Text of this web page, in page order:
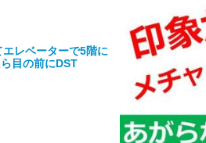
レベーターで5階に
目の前にDST